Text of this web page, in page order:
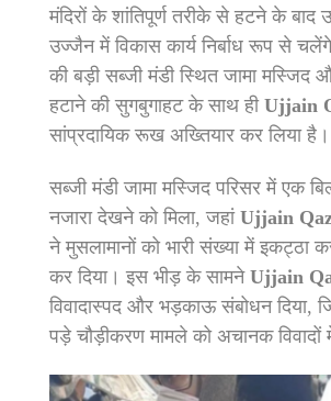
मंदिरों के शांतिपूर्ण तरीके से हटने के बाद
उज्जैन में विकास कार्य निर्बाध रूप से
की बड़ी सब्जी मंडी स्थित जामा मस्जिद
हटाने की सुगबुगाहट के साथ ही Ujjain
सांप्रदायिक रूख अख्तियार कर लिया है।
सब्जी मंडी जामा मस्जिद परिसर में एक
नजारा देखने को मिला, जहां Ujjain
ने मुसलामानों को भारी संख्या में इकट्ठा
कर दिया। इस भीड़ के सामने Ujjain
विवादास्पद और भड़काऊ संबोधन दिया,
पड़े चौड़ीकरण मामले को अचानक विवादों